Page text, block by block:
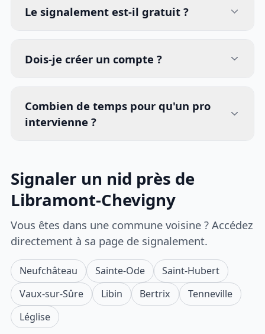
Le signalement est-il gratuit ?
Dois-je créer un compte ?
Combien de temps pour qu'un pro
intervienne ?
Signaler un nid près de
Libramont-Chevigny
Vous êtes dans une commune voisine ? Accédez
directement à sa page de signalement.
Neufchâteau Sainte-Ode
Saint-Hubert
Vaux-sur-Sûre
Libin Bertrix
Tenneville
Léglise